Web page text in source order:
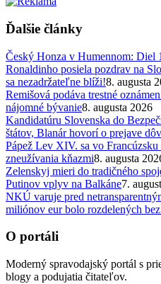
Ďalšie články
Český Honza v Humennom: Diel
Ronaldinho posiela pozdrav na
sa nezadržateľne blíži!8. augusta
Remišová podáva trestné
nájomné bývanie8. augusta 2026
Kandidatúru Slovenska do
štátov, Blanár hovorí o prejave
Pápež Lev XIV. sa vo
zneužívania kňazmi8. augusta
Zelenskyj mieri do tradičného
Putinov vplyv na Balkáne7.
NKÚ varuje pred
miliónov eur bolo rozdelených
O portáli
Moderný spravodajský portál s
blogy a podujatia čitateľov.